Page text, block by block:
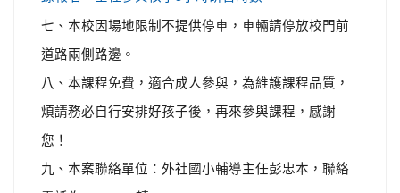
七、本校因場地限制不提供停車，車輛請停放校門前
道路兩側路邊。
八、本課程免費，適合成人參與，為維護課程品質，
煩請務必自行安排好孩子後，再來參與課程，感謝
您！
九、本案聯絡單位：外社國小輔導主任彭忠本，聯絡